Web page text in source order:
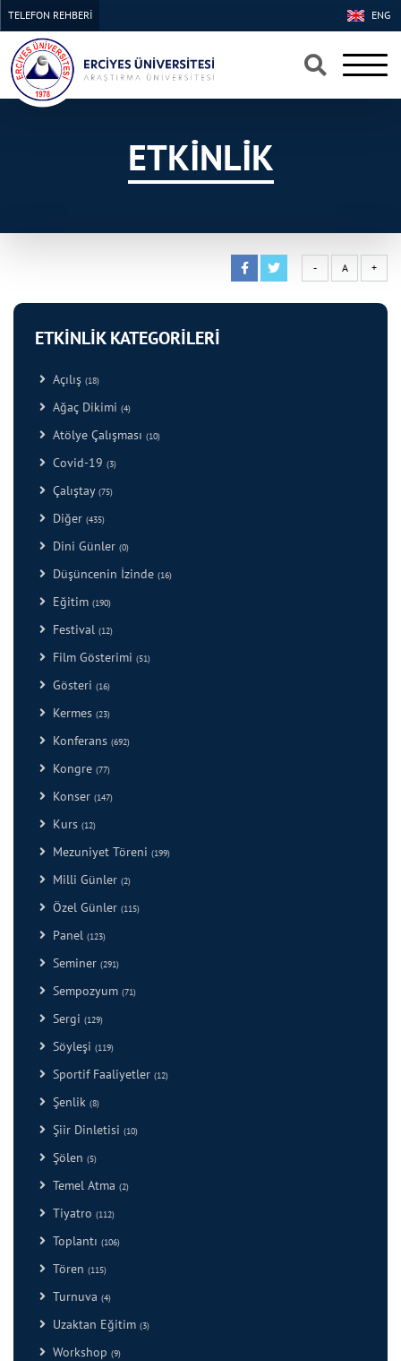
×
×
ENG
TELEFON REHBERİ
ETKİNLİK
- A +
ETKİNLİK KATEGORİLERİ
Açılış (18)
Ağaç Dikimi (4)
Atölye Çalışması (10)
Covid-19 (3)
Çalıştay (75)
Diğer (435)
Dini Günler (0)
Düşüncenin İzinde (16)
Eğitim (190)
Festival (12)
Film Gösterimi (51)
Gösteri (16)
Kermes (23)
Konferans (692)
Kongre (77)
Konser (147)
Kurs (12)
Mezuniyet Töreni (199)
Milli Günler (2)
Özel Günler (115)
Panel (123)
Seminer (291)
Sempozyum (71)
Sergi (129)
Söyleşi (119)
Sportif Faaliyetler (12)
Şenlik (8)
Şiir Dinletisi (10)
Şölen (5)
Temel Atma (2)
Tiyatro (112)
Toplantı (106)
Tören (115)
Turnuva (4)
Uzaktan Eğitim (3)
Workshop (9)